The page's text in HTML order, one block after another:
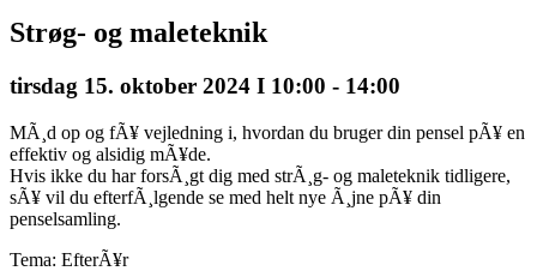
Strøg- og maleteknik
tirsdag 15. oktober 2024 I 10:00 - 14:00
MÃ¸d op og fÃ¥ vejledning i, hvordan du bruger din pensel pÃ¥ en
effektiv og alsidig mÃ¥de.
Hvis ikke du har forsÃ¸gt dig med strÃ¸g- og maleteknik tidligere,
sÃ¥ vil du efterfÃ¸lgende se med helt nye Ã¸jne pÃ¥ din
penselsamling.
Tema: EfterÃ¥r